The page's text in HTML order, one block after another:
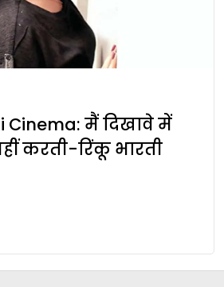
Cinema: मैं दिखावे में
करती-रिंकू भारती